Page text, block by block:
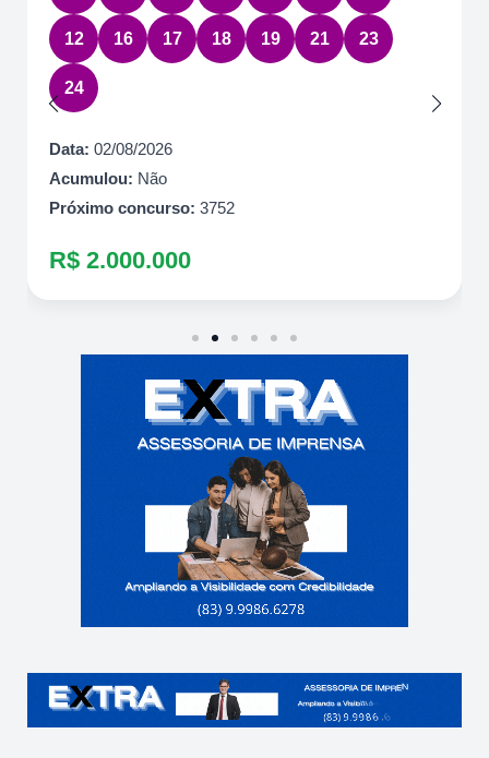
12 16 17 18 19 21 23
24
Data: 02/08/2026
Acumulou: Não
Próximo concurso: 3752
R$ 2.000.000